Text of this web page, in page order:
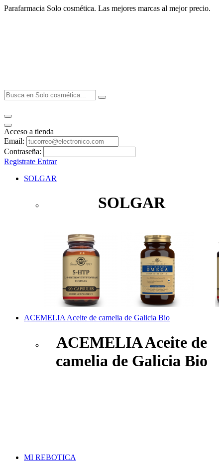
Parafarmacia Solo cosmética. Las mejores marcas al mejor precio.
Acceso a tienda
Email:
Contraseña:
Registrate Entrar
SOLGAR
SOLGAR
ACEMELIA Aceite de camelia de Galicia Bio
ACEMELIA Aceite de
camelia de Galicia Bio
MI REBOTICA